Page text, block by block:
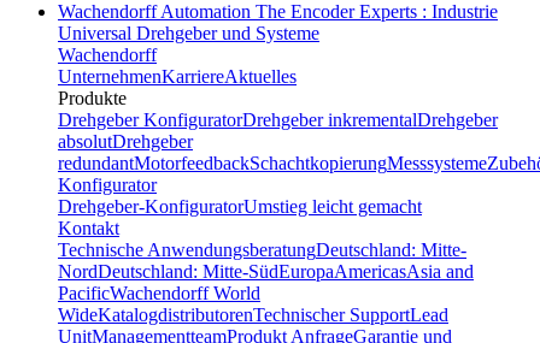
Wachendorff Automation The Encoder Experts : Industrie
Universal Drehgeber und Systeme
Wachendorff
UnternehmenKarriereAktuelles
Produkte
Drehgeber KonfiguratorDrehgeber inkrementalDrehgeber
absolutDrehgeber
redundantMotorfeedbackSchachtkopierungMesssysteme
Konfigurator
Drehgeber-KonfiguratorUmstieg leicht gemacht
Kontakt
Technische AnwendungsberatungDeutschland: Mitte-
NordDeutschland: Mitte-SüdEuropaAmericasAsia and
PacificWachendorff World
WideKatalogdistributorenTechnischer SupportLead
UnitManagementteamProdukt AnfrageGarantie und